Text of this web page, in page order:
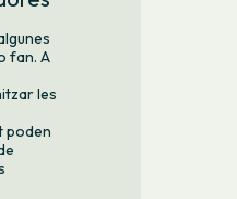
fan. A
les
poden